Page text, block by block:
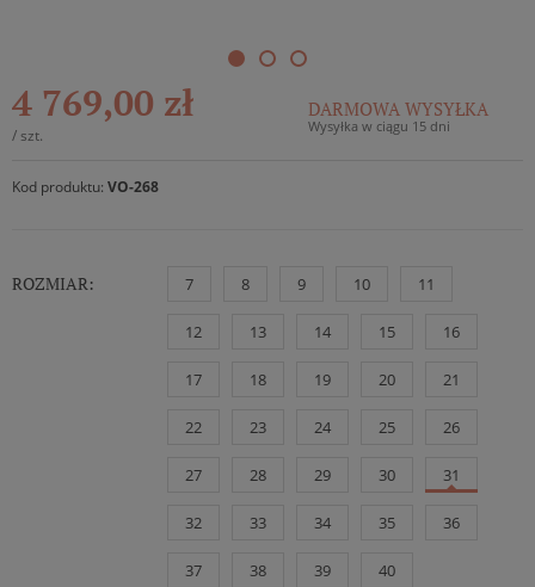
4 769,00 zł
/ szt.
DARMOWA WYSYŁKA
Wysyłka w ciągu 15 dni
Kod produktu: VO-268
ROZMIAR: 7 8 9 10 11
12 13 14 15 16
17 18 19 20 21
22 23 24 25 26
27 28 29 30 31
32 33 34 35 36
37 38 39 40